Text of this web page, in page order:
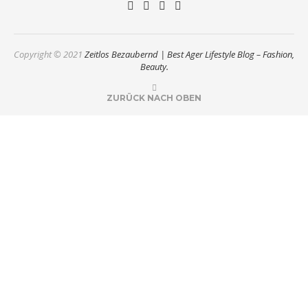
Copyright © 2021 Zeitlos Bezaubernd | Best Ager Lifestyle Blog – Fashion,
Beauty.
ZURÜCK NACH OBEN